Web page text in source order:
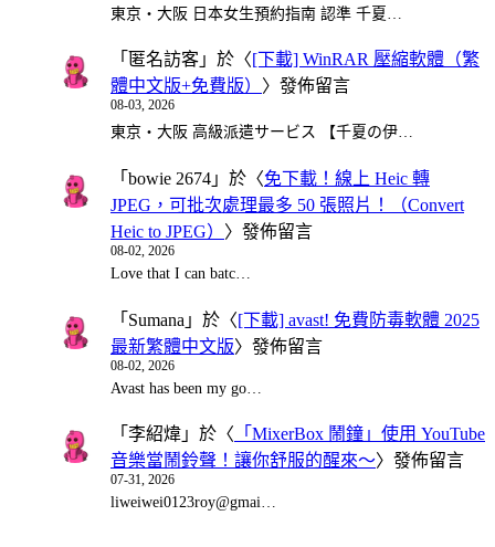
東京・大阪 日本女生預約指南 認準 千夏…
「 匿名訪客 」於〈[下載] WinRAR 壓縮軟體（繁
體中文版+免費版） 〉發佈留言
08-03, 2026
東京・大阪 高級派遣サービス 【千夏の伊…
「 bowie 2674 」於〈免下載！線上 Heic 轉
JPEG，可批次處理最多 50 張照片！（Convert
Heic to JPEG） 〉發佈留言
08-02, 2026
Love that I can batc…
「 Sumana 」於〈[下載] avast! 免費防毒軟體 2025
最新繁體中文版〉發佈留言
08-02, 2026
Avast has been my go…
「 李紹煒 」於〈 「MixerBox 鬧鐘」使用 YouTube
音樂當鬧鈴聲！讓你舒服的醒來～〉發佈留言
07-31, 2026
liweiwei0123roy@gmai…